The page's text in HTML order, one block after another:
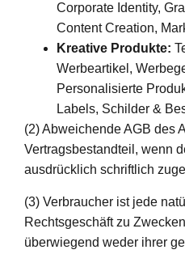
Corporate Identity,
Content Creation,
Kreative Produkte:
Werbeartikel,
Personalisierte
Labels, Schilder &
(2) Abweichende AGB des
Vertragsbestandteil, wenn
ausdrücklich schriftlich
(3) Verbraucher ist jede
Rechtsgeschäft zu
überwiegend weder ihrer